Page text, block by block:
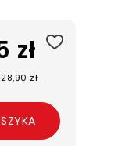
zł
zł